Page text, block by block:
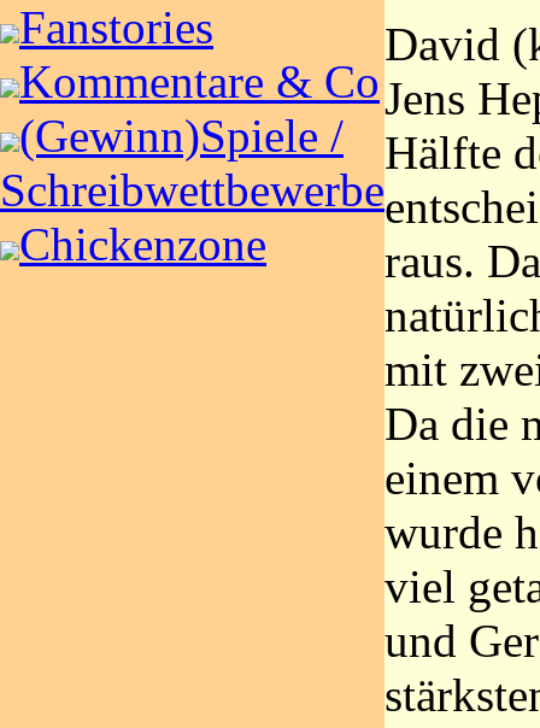
Fanstories
Kommentare & Co
(Gewinn)Spiele /
Schreibwettbewerbe
Chickenzone
David
Jens
Hälfte
raus.
mit
Da die
einem
wurde
viel
und